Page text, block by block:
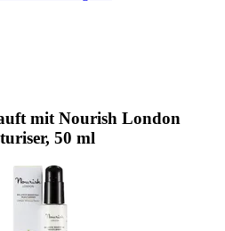
mit Nourish London
50 ml